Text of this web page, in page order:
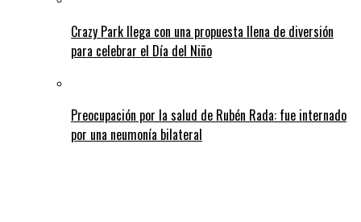
Crazy Park llega con una propuesta llena de diversión
para celebrar el Día del Niño
Preocupación por la salud de Rubén Rada: fue internado
por una neumonía bilateral